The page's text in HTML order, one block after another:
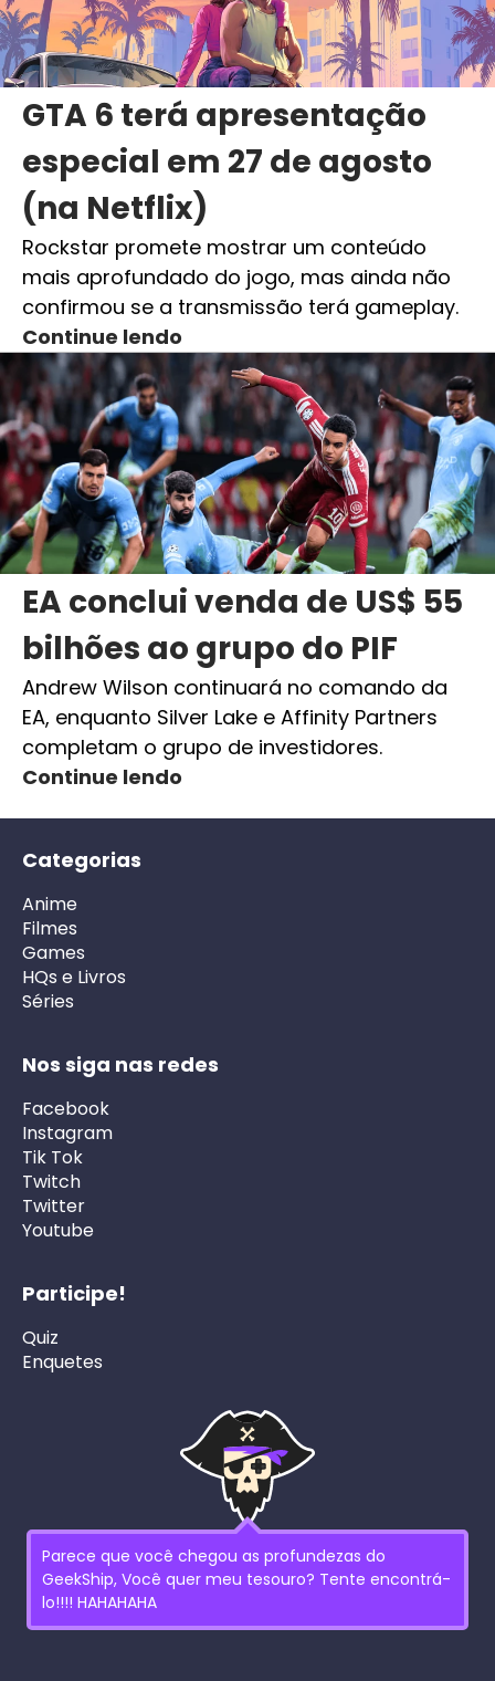
GTA 6 terá apresentação
especial em 27 de agosto
(na Netflix)
Rockstar promete mostrar um conteúdo
mais aprofundado do jogo, mas ainda não
confirmou se a transmissão terá gameplay.
Continue lendo
EA conclui venda de US$ 55
bilhões ao grupo do PIF
Andrew Wilson continuará no comando da
EA, enquanto Silver Lake e Affinity Partners
completam o grupo de investidores.
Continue lendo
Categorias
Anime
Filmes
Games
HQs e Livros
Séries
Nos siga nas redes
Facebook
Instagram
Tik Tok
Twitch
Twitter
Youtube
Participe!
Quiz
Enquetes
Parece que você chegou as profundezas do
GeekShip, Você quer meu tesouro? Tente encontrá-
lo!!!! HAHAHAHA